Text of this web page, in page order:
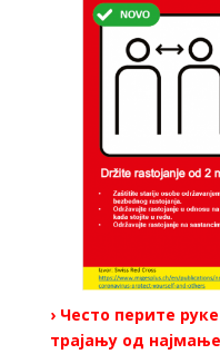
› Често перите
трајању од